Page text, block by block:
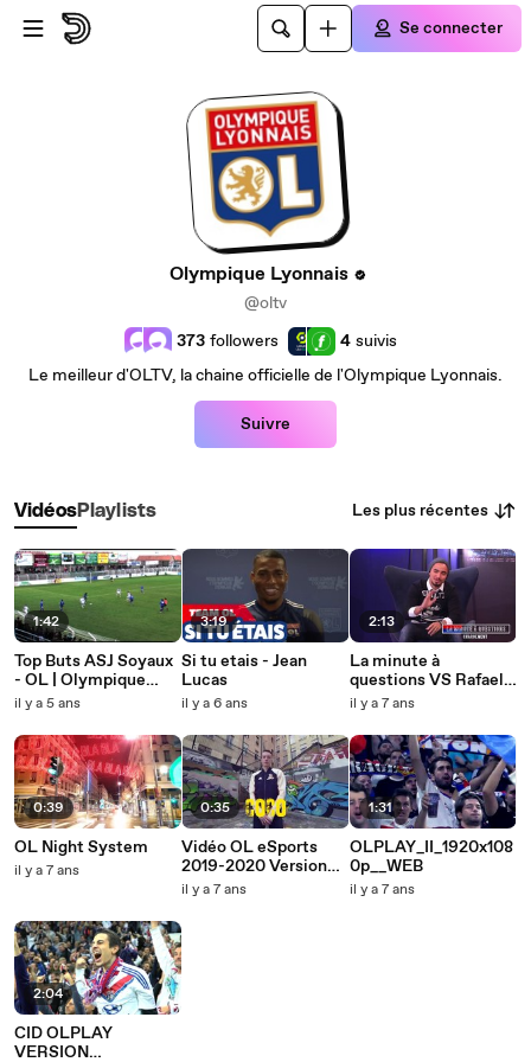
Passer au contenu principal
Se connecter
Olympique Lyonnais
@oltv
373 followers 4 suivis
Le meilleur d'OLTV, la chaine officielle de l'Olympique Lyonnais.
Suivre
VidéosPlaylists Les plus récentes
1:42
Top Buts ASJ Soyaux
- OL | Olympique
Lyonnais
il y a 5 ans
0:39
OL Night System
il y a 7 ans
2:04
CID OLPLAY
VERSION
3:19
Si tu etais - Jean
Lucas
il y a 6 ans
0:35
Vidéo OL eSports
2019-2020 Version
finale
il y a 7 ans
2:13
La minute à
questions VS Rafael |
Olympique Lyonnais
il y a 7 ans
1:31
OLPLAY_II_1920x108
0p__WEB
il y a 7 ans